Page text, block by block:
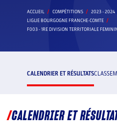
ACCUEIL COMPÉTITIONS 2023 - 2024
LIGUE BOURGOGNE FRANCHE-COMTE
F003 - 1RE DIVISION TERRITORIALE
CALENDRIER ET RÉSULTATS
CALENDRIER ET